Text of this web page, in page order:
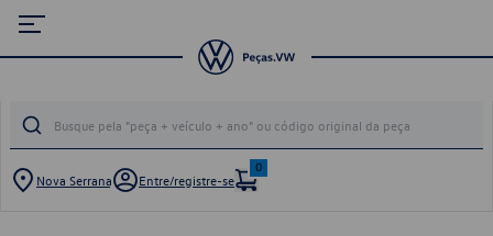
Nova Serrana Entre/registre-se
0